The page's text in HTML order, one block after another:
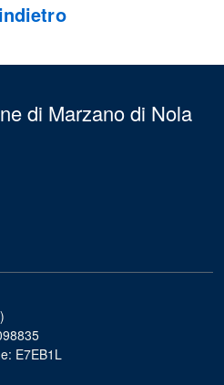
indietro
di Marzano di Nola
E7EB1L